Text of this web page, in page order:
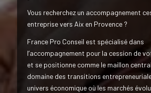
Vous recherchez un accompagnement
entreprise vers Aix en Provence ?
France Pro Conseil est spécialisé dans
l’accompagnement pour la cession de
et se positionne comme le maillon
domaine des transitions
univers économique où les marchés